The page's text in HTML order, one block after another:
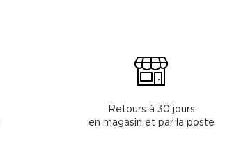
Retours à 30 jours
en magasin et par la poste